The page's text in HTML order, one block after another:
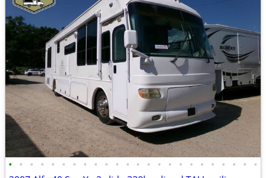
• • • • • • • • • • • • • • • • • • • • • • • •